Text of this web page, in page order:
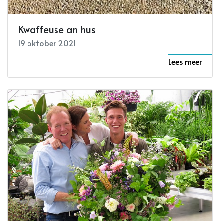
Kwaffeuse an hus
19 oktober 2021
Lees meer